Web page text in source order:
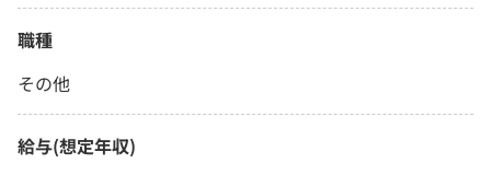
職種
その他
給与(想定年収)